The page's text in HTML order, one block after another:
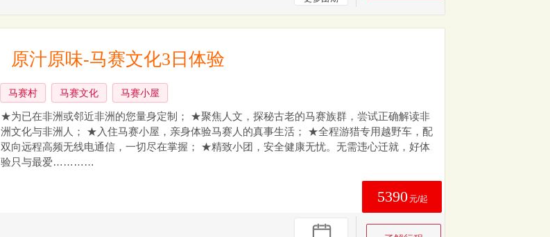
原汁原味-马赛文化3日体验
马赛村 马赛文化 马赛小屋
★为已在非洲或邻近非洲的您量身定制； ★聚焦人文，探秘古老的马赛族群，尝试正确解读非
洲文化与非洲人； ★入住马赛小屋，亲身体验马赛人的真事生活； ★全程游猎专用越野车，配
双向远程高频无线电通信，一切尽在掌握； ★精致小团，安全健康无忧。无需违心迁就，好体
验只与最爱…………
5390元/起